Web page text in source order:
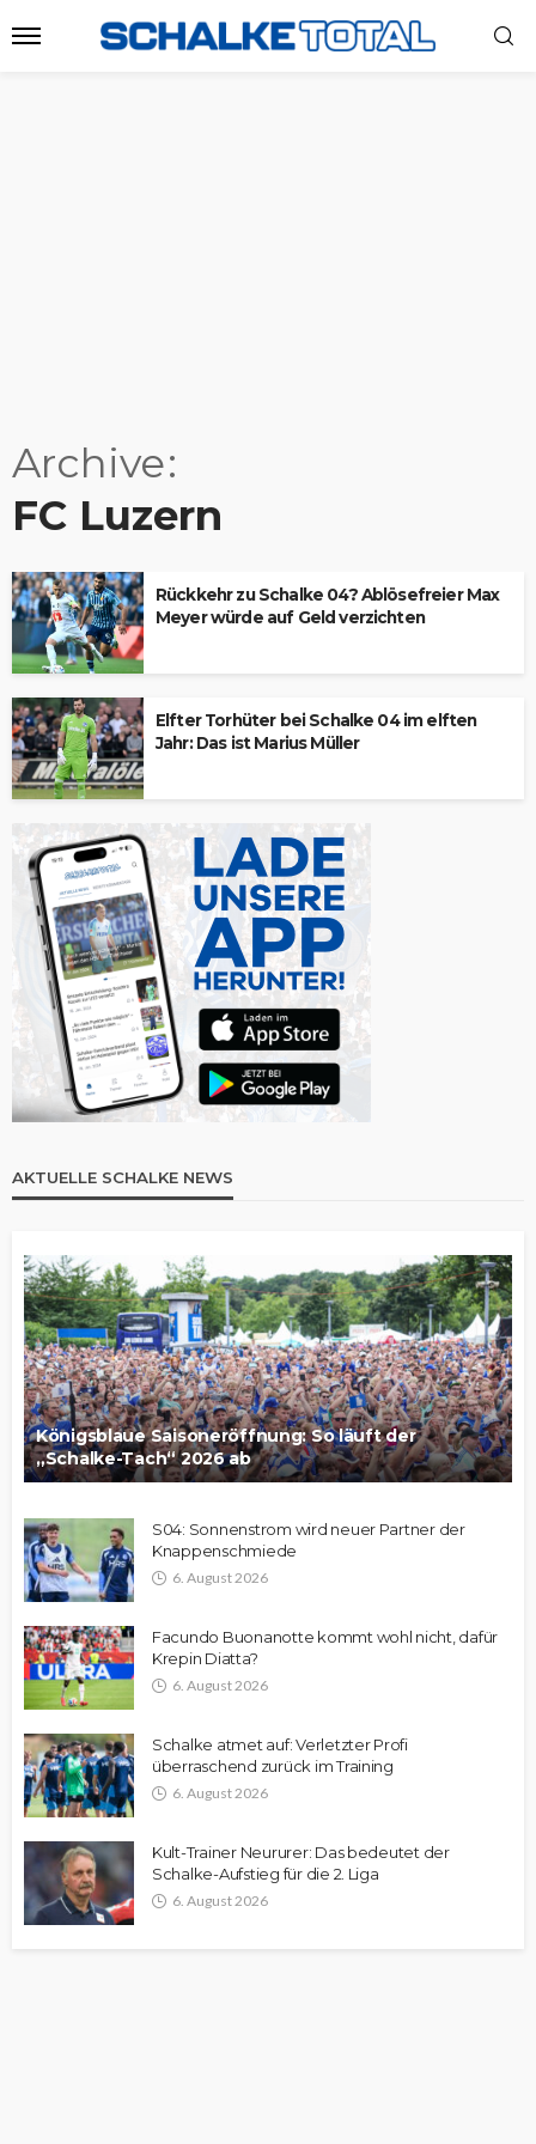
Archive
FC Luzern
Rückkehr zu Schalke 04? Ablösefreier Max
Meyer würde auf Geld verzichten
Elfter Torhüter bei Schalke 04 im elften
Jahr: Das ist Marius Müller
AKTUELLE SCHALKE NEWS
Königsblaue Saisoneröffnung: So läuft der
„Schalke-Tach“ 2026 ab
S04: Sonnenstrom wird neuer Partner der
Knappenschmiede
6. August 2026
Facundo Buonanotte kommt wohl nicht, dafür
Krepin Diatta?
6. August 2026
Schalke atmet auf: Verletzter Profi
überraschend zurück im Training
6. August 2026
Kult-Trainer Neururer: Das bedeutet der
Schalke-Aufstieg für die 2. Liga
6. August 2026